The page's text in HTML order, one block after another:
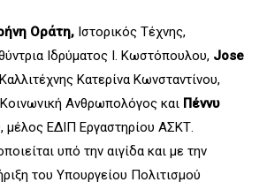
Οράτη, Ιστορικός Τέχνης,
Ιδρύματος Ι. Κωστόπουλου, Jose
Κατερίνα Κωνσταντίνου,
Ανθρωπολόγος και Πέννυ
μέλος ΕΔΙΠ Εργαστηρίου ΑΣΚΤ.
υπό την αιγίδα και με την
του Υπουργείου Πολιτισμού